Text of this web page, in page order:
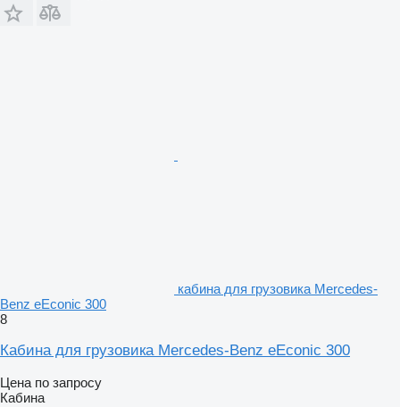
кабина для грузовика Mercedes-
Benz eEconic 300
8
Кабина для грузовика Mercedes-Benz eEconic 300
Цена по запросу
Кабина